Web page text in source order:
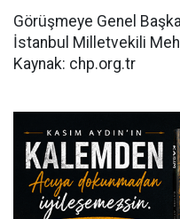
Görüşmeye Genel
İstanbul Milletvekili
Kaynak: chp.org.tr